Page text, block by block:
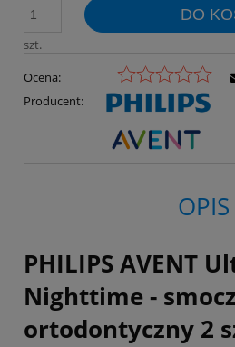
szt.
DO
Ocena:
Producent:
OPIS
PHILIPS AVENT
Nighttime -
ortodontyczny 2